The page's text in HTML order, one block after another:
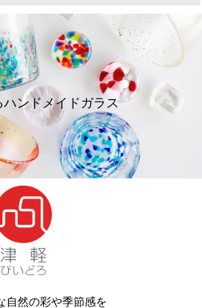
ハンドメイドガラス
自然の彩や季節感を